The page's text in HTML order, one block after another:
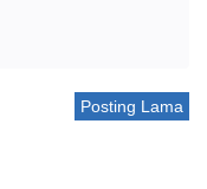
Posting Lama